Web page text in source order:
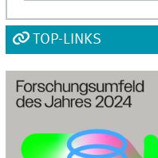
TOP-LINKS